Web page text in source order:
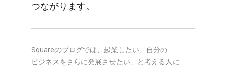
つながります。
Squareの​ブログでは、​起業したい、​自分の​
ビジネスを​さらに​発展させたい、と​考える​人に​